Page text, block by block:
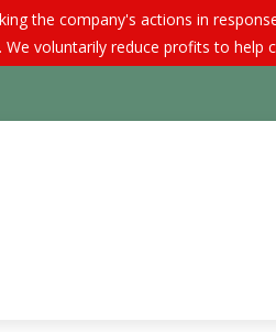
the company's actions in
We voluntarily reduce profits to help